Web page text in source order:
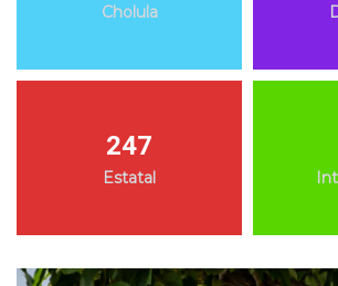
Cholula
247
Estatal